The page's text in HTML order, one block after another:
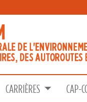
CARRIÈRES CAP-